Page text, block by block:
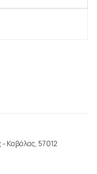
Καβάλας, 57012